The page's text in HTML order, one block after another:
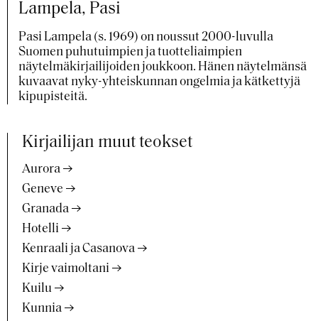
Lampela, Pasi
Pasi Lampela (s. 1969) on noussut 2000-luvulla
Suomen puhutuimpien ja tuotteliaimpien
näytelmäkirjailijoiden joukkoon. Hänen näytelmänsä
kuvaavat nyky-yhteiskunnan ongelmia ja kätkettyjä
kipupisteitä.
Kirjailijan muut teokset
Aurora
Geneve
Granada
Hotelli
Kenraali ja Casanova
Kirje vaimoltani
Kuilu
Kunnia